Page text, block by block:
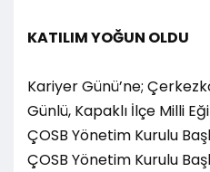
KATILIM YOĞUN OLDU
Kariyer Günü’ne;
Günlü, Kapaklı İlçe Milli
ÇOSB Yönetim Kurulu
ÇOSB Yönetim Kurulu